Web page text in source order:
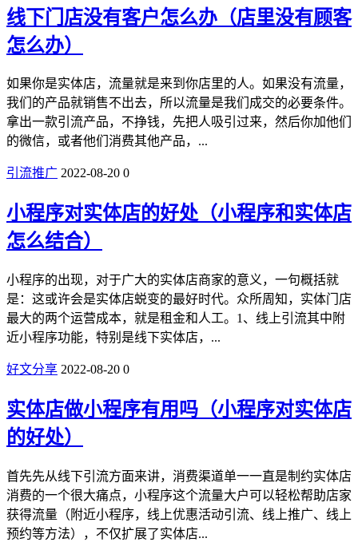
线下门店没有客户怎么办（店里没有顾客
怎么办）
如果你是实体店，流量就是来到你店里的人。如果没有流量，
我们的产品就销售不出去，所以流量是我们成交的必要条件。
拿出一款引流产品，不挣钱，先把人吸引过来，然后你加他们
的微信，或者他们消费其他产品，...
引流推广 2022-08-20 0
小程序对实体店的好处（小程序和实体店
怎么结合）
小程序的出现，对于广大的实体店商家的意义，一句概括就
是：这或许会是实体店蜕变的最好时代。众所周知，实体门店
最大的两个运营成本，就是租金和人工。1、线上引流其中附
近小程序功能，特别是线下实体店，...
好文分享 2022-08-20 0
实体店做小程序有用吗（小程序对实体店
的好处）
首先先从线下引流方面来讲，消费渠道单一一直是制约实体店
消费的一个很大痛点，小程序这个流量大户可以轻松帮助店家
获得流量（附近小程序，线上优惠活动引流、线上推广、线上
预约等方法），不仅扩展了实体店...